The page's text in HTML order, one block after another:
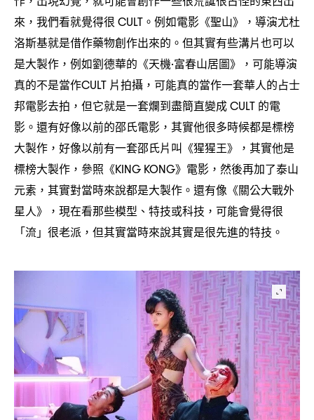
來 ， 我們看就覺得很 CULT 。例如電影《聖山》 ， 導演尤杜
洛斯基就是借作藥物創作出來的。但其實有些溝片也可以
是大製作 ， 例如劉德華的《天機·富春山居圖》 ， 可能導演
真的不是當作CULT 片拍攝 ， 可能真的當作一套華人的占士
邦電影去拍 ， 但它就是一套爛到盡簡直變成CULT 的電
影。還有好像以前的邵氏電影 ， 其實他很多時候都是標榜
大製作 ， 好像以前有一套邵氏片叫《猩猩王》 ， 其實他是
標榜大製作 ， 參照《KING KONG》電影 ， 然後再加了泰山
元素 ， 其實對當時來說都是大製作。還有像《關公大戰外
星人》
， 現在看那些模型、特技或科技 ， 可能會覺得很
「流」很老派 ， 但其實當時來說其實是很先進的特技。